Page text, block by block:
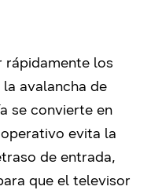
rápidamente los
avalancha de
se convierte en
evita la
de entrada,
que el televisor